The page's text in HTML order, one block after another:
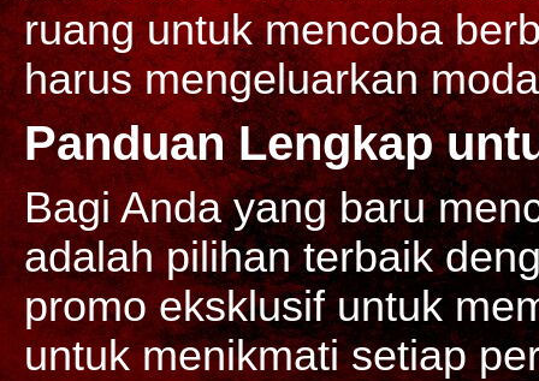
ruang untuk mencoba
harus mengeluarkan
Panduan Lengkap
Bagi Anda yang baru
adalah pilihan terbaik
promo eksklusif untuk
untuk menikmati setiap